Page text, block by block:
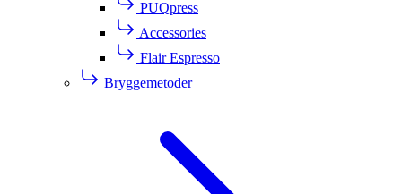
PUQpress
Accessories
Flair Espresso
Bryggemetoder